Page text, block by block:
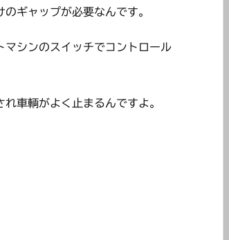
ギャップが必要なんです。
マシンのスイッチでコントロール
車輌がよく止まるんですよ。